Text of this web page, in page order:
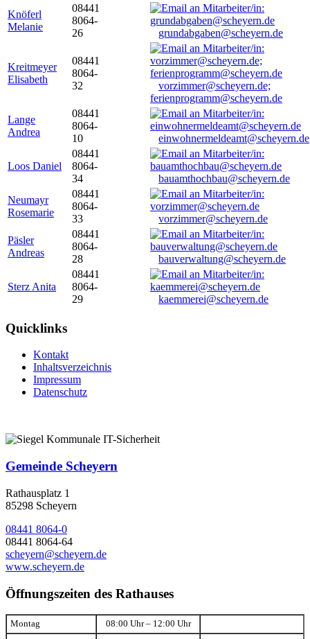
Knöferl
Melanie
08441
8064-
26
grundabgaben@scheyern.de
Kreitmeyer
Elisabeth
08441
8064-
32
vorzimmer@scheyern.de;
ferienprogramm@scheyern.de
Lange
Andrea
08441
8064-
10
einwohnermeldeamt@scheyern.de
Loos Daniel
08441
8064-
34
bauamthochbau@scheyern.de
Neumayr
Rosemarie
08441
8064-
33
vorzimmer@scheyern.de
Päsler
Andreas
08441
8064-
28
bauverwaltung@scheyern.de
Sterz Anita
08441
8064-
29
kaemmerei@scheyern.de
Quicklinks
Kontakt
Inhaltsverzeichnis
Impressum
Datenschutz
Gemeinde Scheyern
Rathausplatz 1
85298 Scheyern
08441 8064-0
08441 8064-64
scheyern@scheyern.de
www.scheyern.de
Öffnungszeiten des Rathauses
Montag 08:00 Uhr – 12:00 Uhr